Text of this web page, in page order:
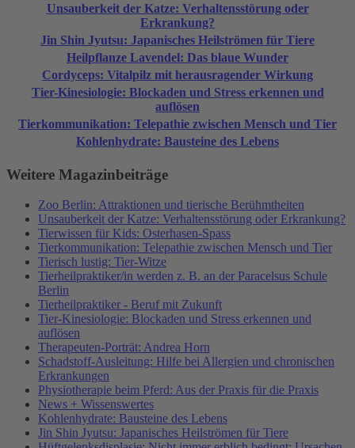
Unsauberkeit der Katze: Verhaltensstörung oder
Erkrankung?
Jin Shin Jyutsu: Japanisches Heilströmen für Tiere
Heilpflanze Lavendel: Das blaue Wunder
Cordyceps: Vitalpilz mit herausragender Wirkung
Tier-Kinesiologie: Blockaden und Stress erkennen und
auflösen
Tierkommunikation: Telepathie zwischen Mensch und Tier
Kohlenhydrate: Bausteine des Lebens
Weitere Magazinbeiträge
Zoo Berlin: Attraktionen und tierische Berühmtheiten
Unsauberkeit der Katze: Verhaltensstörung oder Erkrankung?
Tierwissen für Kids: Osterhasen-Spass
Tierkommunikation: Telepathie zwischen Mensch und Tier
Tierisch lustig: Tier-Witze
Tierheilpraktiker/in werden z. B. an der Paracelsus Schule
Berlin
Tierheilpraktiker - Beruf mit Zukunft
Tier-Kinesiologie: Blockaden und Stress erkennen und
auflösen
Therapeuten-Porträt: Andrea Horn
Schadstoff-Ausleitung: Hilfe bei Allergien und chronischen
Erkrankungen
Physiotherapie beim Pferd: Aus der Praxis für die Praxis
News + Wissenswertes
Kohlenhydrate: Bausteine des Lebens
Jin Shin Jyutsu: Japanisches Heilströmen für Tiere